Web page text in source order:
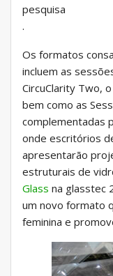
pesquisa
.
Os formatos
incluem as
CircuClarity Two,
bem como as
complementadas
onde escritórios
apresentarão
estruturais de
Glass na glasstec
um novo formato
feminina e